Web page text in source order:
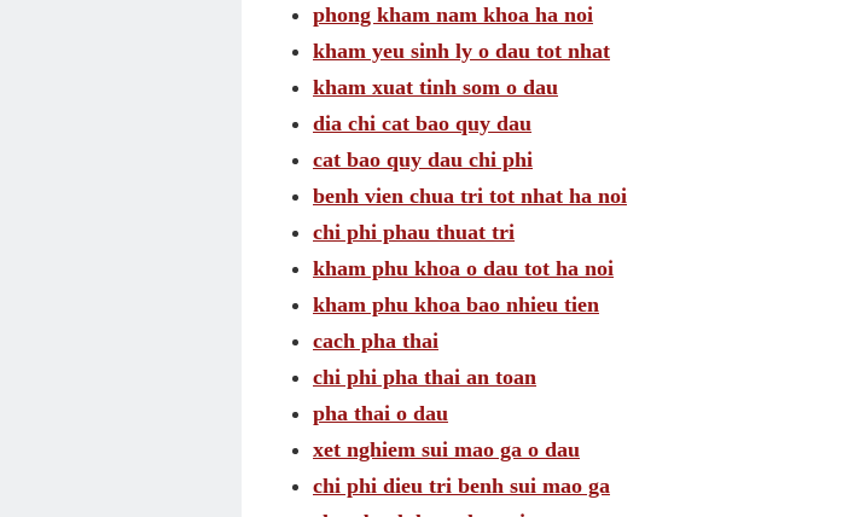
phong kham nam khoa ha noi
kham yeu sinh ly o dau tot nhat
kham xuat tinh som o dau
dia chi cat bao quy dau
cat bao quy dau chi phi
benh vien chua tri tot nhat ha noi
chi phi phau thuat tri
kham phu khoa o dau tot ha noi
kham phu khoa bao nhieu tien
cach pha thai
chi phi pha thai an toan
pha thai o dau
xet nghiem sui mao ga o dau
chi phi dieu tri benh sui mao ga